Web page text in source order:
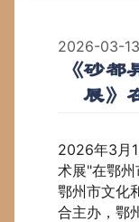
2026-03-
《砂
展》
2026年3月
术展"在鄂
鄂州市文化
合主办，鄂